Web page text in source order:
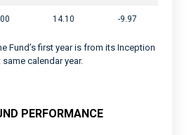
14.10 -9.97
Fund’s first year is from its Inception
calendar year.
PERFORMANCE